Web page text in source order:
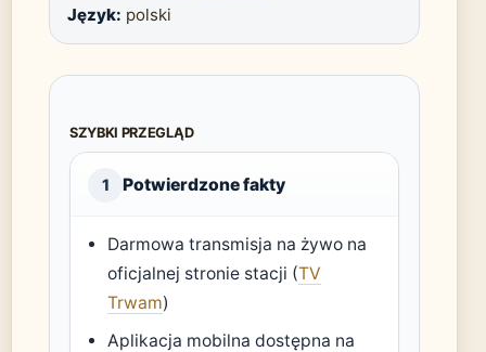
Język: polski
SZYBKI PRZEGLĄD
1 Potwierdzone fakty
Darmowa transmisja na żywo na
oficjalnej stronie stacji (TV
Trwam)
Aplikacja mobilna dostępna na